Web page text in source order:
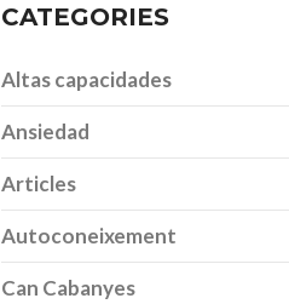
CATEGORIES
Altas capacidades
Ansiedad
Articles
Autoconeixement
Can Cabanyes